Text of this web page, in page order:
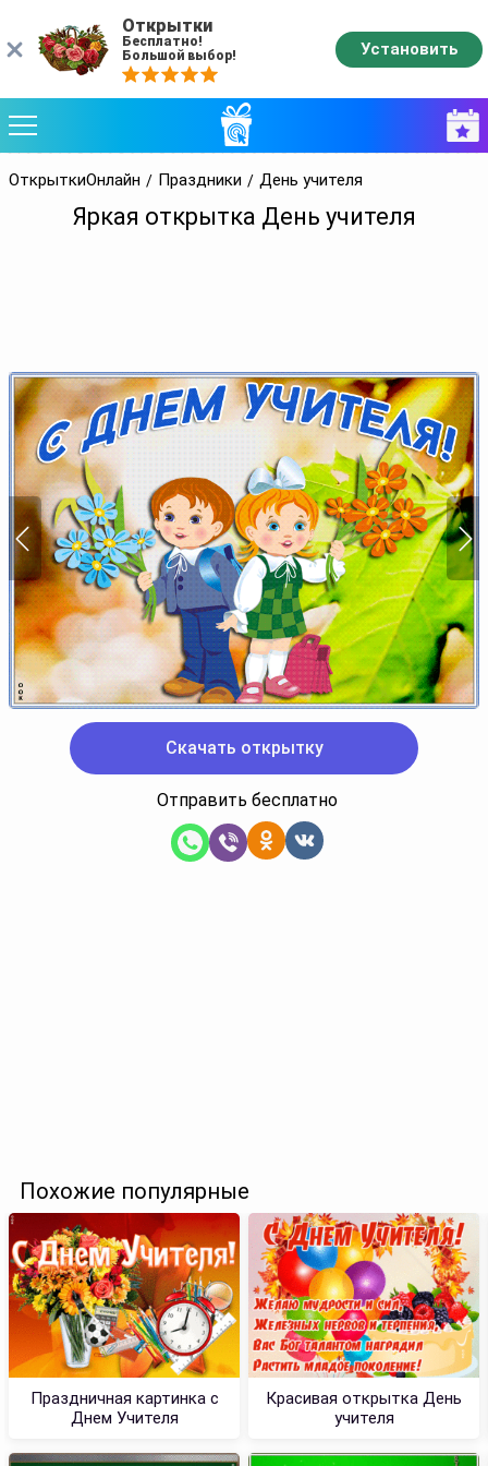
ОткрыткиОнлайн Праздники День учителя
Яркая открытка День учителя
Скачать открытку
Отправить бесплатно
Похожие популярные
Праздничная картинка с
Днем Учителя
Красивая открытка День
учителя
Открытки
Бесплатно!
Большой выбор!
Установить